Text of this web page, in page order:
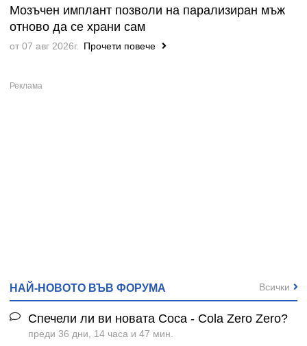
Мозъчен имплант позволи на парализиран мъж
отново да се храни сам
от 07 авг 2026г. Прочети повече
НАЙ-НОВОТО ВЪВ ФОРУМА
Спечели ли ви новата Coca - Cola Zero Zero?
преди 36 дни, 14 часа и 47 мин.
Всички